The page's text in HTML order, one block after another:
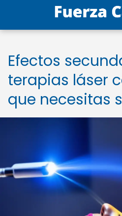
Efectos
terapias láser
que necesitas